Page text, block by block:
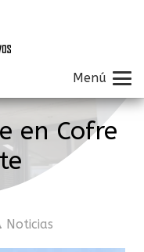
Menú
en Cofre
Noticias